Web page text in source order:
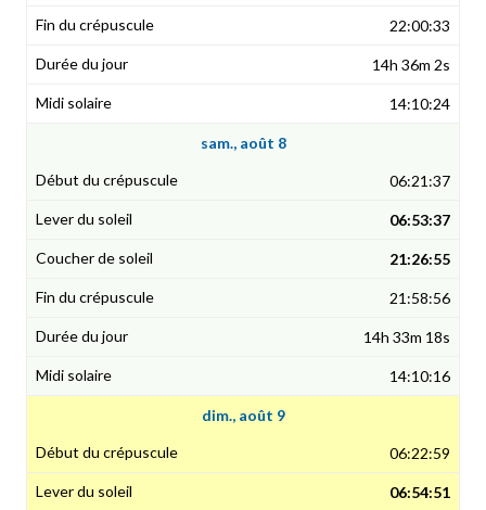
22:00:33
14h 36m 2s
14:10:24
sam., août 8
06:21:37
06:53:37
21:26:55
21:58:56
14h 33m 18s
14:10:16
dim., août 9
06:22:59
06:54:51